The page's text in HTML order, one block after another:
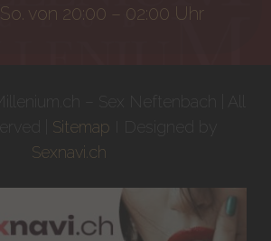
So. von 20:00 – 02:00 Uhr
Sitemap
Sexnavi.ch